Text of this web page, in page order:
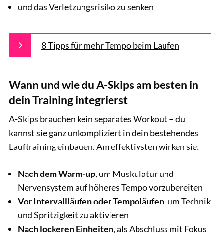
und das Verletzungsrisiko zu senken
8 Tipps für mehr Tempo beim Laufen
Wann und wie du A-Skips am besten in
dein Training integrierst
A-Skips brauchen kein separates Workout – du
kannst sie ganz unkompliziert in dein bestehendes
Lauftraining einbauen. Am effektivsten wirken sie:
Nach dem Warm-up, um Muskulatur und
Nervensystem auf höheres Tempo vorzubereiten
Vor Intervallläufen oder Tempoläufen, um Technik
und Spritzigkeit zu aktivieren
Nach lockeren Einheiten, als Abschluss mit Fokus